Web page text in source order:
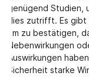
genügend Studien,
dies zutrifft. Es
um zu bestätigen,
Nebenwirkungen
Auswirkungen
Sicherheit starke